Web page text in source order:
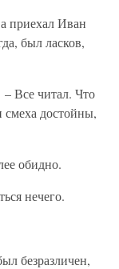
приехал Иван
был ласков,
Все читал. Что
смеха достойны,
обидно.
нечего.
безразличен,